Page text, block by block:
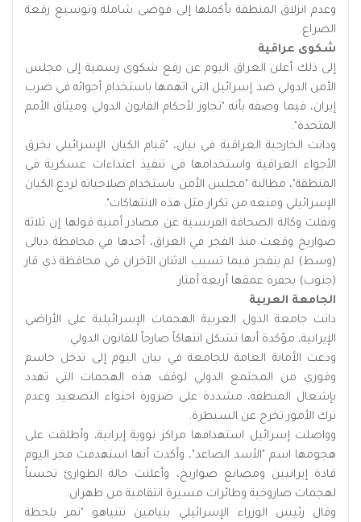
وعدم انزلاق المنطقة بأكملها إلى فوضى شاملة وتوسيع رقعة
الصراع.
شكوى عراقية
إلى ذلك أعلن العراق اليوم عن رفع شكوى رسمية إلى مجلس
الأمن الدولي ضد إسرائيل التي اتهمها باستخدام أجوائه في ضرب
إيران، فيما وصفه بأنه "تجاوز لأحكام القانون الدولي وميثاق الأمم
المتحدة".
ودانت الخارجية العراقية في بيان، "قيام الكيان الإسرائيلي بخرق
الأجواء العراقية واستخدامها في تنفيذ اعتداءات عسكرية في
المنطقة"، مطالبة "مجلس الأمن باستخدام صلاحياته لردع الكيان
الإسرائيلي ومنعه من تكرار مثل هذه الانتهاكات".
ونقلت وكالة الصحافة الفرنسية عن مصادر أمنية قولها إن ثلاثة
صواريخ وقعت منذ الفجر في العراق، أحدها في محافظة ديالى
(وسط) لم ينفجر فيما تسبب الاثنان الآخران في محافظة ذي قار
(جنوب) بحفرة عمقها أربعة أمتار.
الجامعة العربية
دانت جامعة الدول العربية الهجمات الإسرائيلية على الأراضي
الإيرانية، مؤكدة أنها تشكل انتهاكاً صارخاً للقانون الدولي.
ودعت الأمانة العامة للجامعة في بيان اليوم إلى تدخل حاسم
وفوري من المجتمع الدولي لوقف هذه الهجمات التي تهدد
بإشعال المنطقة، مشددة على ضرورة احتواء التصعيد وعدم
ترك الأمور تخرج عن السيطرة.
وواصلت إسرائيل استهدافها مراكز نووية إيرانية، وأطلقت على
هجومها اسم "الأسد الصاعد"، وأكدت أنها استهدفت فجر اليوم
قادة إيرانيين ومصانع صواريخ، وأعلنت حالة الطوارئ تحسباً
لهجمات صاروخية وطائرات مسيرة انتقامية من طهران.
وقال رئيس الوزراء الإسرائيلي بنيامين نتنياهو "نمر بلحظة